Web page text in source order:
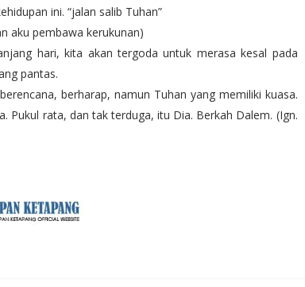
ini. “jalan salib Tuhan”
aku pembawa kerukunan)
hari, kita akan tergoda untuk merasa kesal pada
pantas.
berharap, namun Tuhan yang memiliki kuasa.
Pukul rata, dan tak terduga, itu Dia. Berkah Dalem. (Ign.